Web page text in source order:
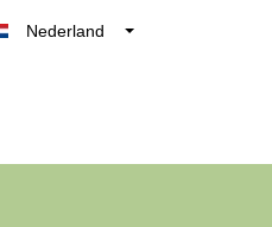
Nederland